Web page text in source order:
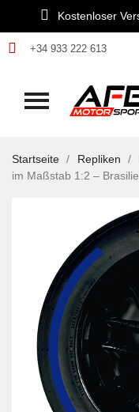
Kostenloser
+34 933 222 613
Startseite Repliken
im Maßstab 1:2 –